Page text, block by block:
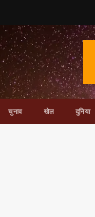
चुनाव खेल दुनिया